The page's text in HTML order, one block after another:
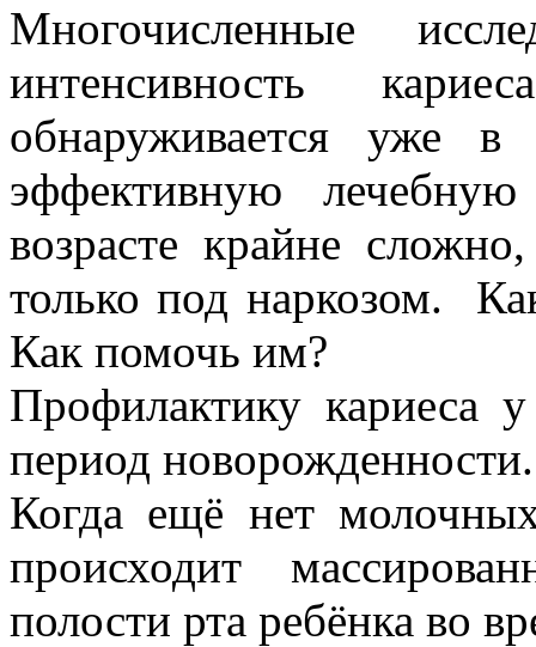
Многочисленные
интенсивность
обнаруживается уже в
эффективную
возрасте крайне
только под наркозом.
Как помочь им?
Профилактику кариеса
период новорожденности.
Когда ещё нет
происходит
полости рта ребёнка во